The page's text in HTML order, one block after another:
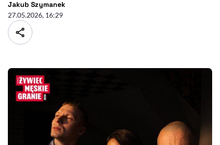
Jakub Szymanek- autor artykułu - profil
27.05.2026, 16:29